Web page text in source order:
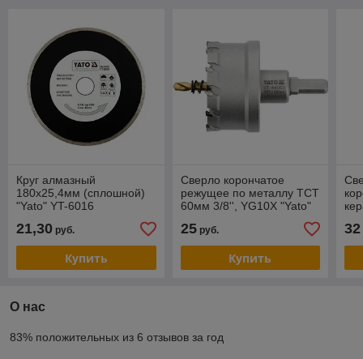
Круг алмазный
180x25,4мм (сплошной)
"Yato" YT-6016
21,30 руб.
Купить
Сверло корончатое
режущее по металлу TCT
60мм 3/8'', YG10X "Yato"
25руб.
Купить
32
О нас
83% положительных из 6 отзывов за год